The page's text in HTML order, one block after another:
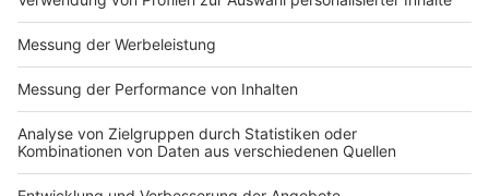
Impressum
Nutzungsbedingungen
Jobs
Kontakt
Studio-Hotline
Newsletter